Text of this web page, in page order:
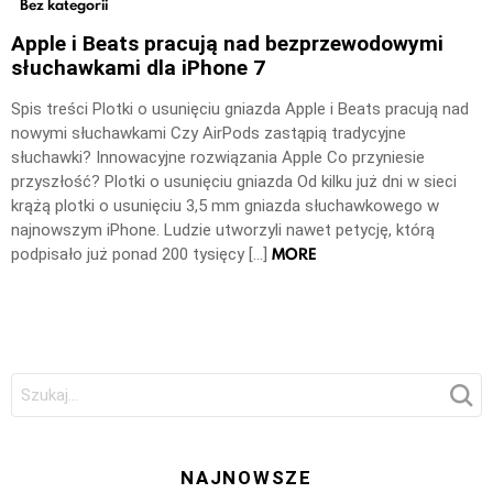
Bez kategorii
Apple i Beats pracują nad bezprzewodowymi
słuchawkami dla iPhone 7
Spis treści Plotki o usunięciu gniazda Apple i Beats pracują nad
nowymi słuchawkami Czy AirPods zastąpią tradycyjne
słuchawki? Innowacyjne rozwiązania Apple Co przyniesie
przyszłość? Plotki o usunięciu gniazda Od kilku już dni w sieci
krążą plotki o usunięciu 3,5 mm gniazda słuchawkowego w
najnowszym iPhone. Ludzie utworzyli nawet petycję, którą
podpisało już ponad 200 tysięcy […] MORE
NAJNOWSZE